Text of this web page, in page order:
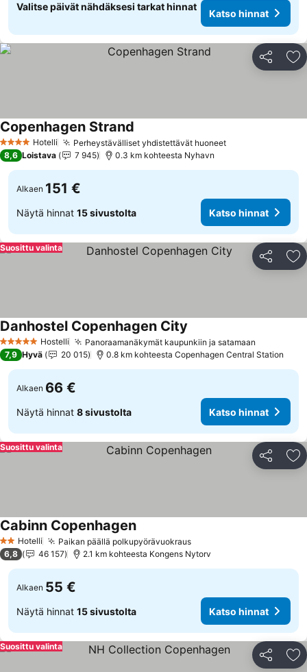
Valitse päivät nähdäksesi tarkat hinnat
Katso hinnat
Jaa
4 Tähtiluokitus
Hotelli Perheystävälliset yhdistettävät huoneet
Copenhagen Strand
8,6 Loistava 7 945 0.3 km kohteesta Nyhavn
Alkaen 151 €
Näytä hinnat 15 sivustolta Katso hinnat
Jaa
Suosittu valinta
5 TähtiluokitusHostelli Panoraamanäkymät kaupunkiin ja satamaan
Danhostel Copenhagen City
7,9 Hyvä 20 015 0.8 km kohteesta Copenhagen Central Station
Alkaen 66 €
Näytä hinnat 8 sivustolta Katso hinnat
Jaa
Suosittu valinta
2 Tähtiluokitus
Hotelli Paikan päällä polkupyörävuokraus
Cabinn Copenhagen
6,8 46 157 2.1 km kohteesta Kongens Nytorv
Alkaen 55 €
Näytä hinnat 15 sivustolta Katso hinnat
Jaa
Suosittu valinta